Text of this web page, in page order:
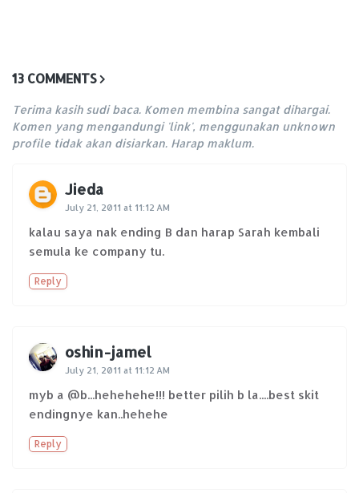
13 COMMENTS
Terima kasih sudi baca. Komen membina sangat dihargai.
Komen yang mengandungi 'link', menggunakan unknown
profile tidak akan disiarkan. Harap maklum.
Jieda
July 21, 2011 at 11:12 AM
kalau saya nak ending B dan harap Sarah kembali
semula ke company tu.
Reply
oshin-jamel
July 21, 2011 at 11:12 AM
myb a @b...hehehehe!!! better pilih b la....best skit
endingnye kan..hehehe
Reply